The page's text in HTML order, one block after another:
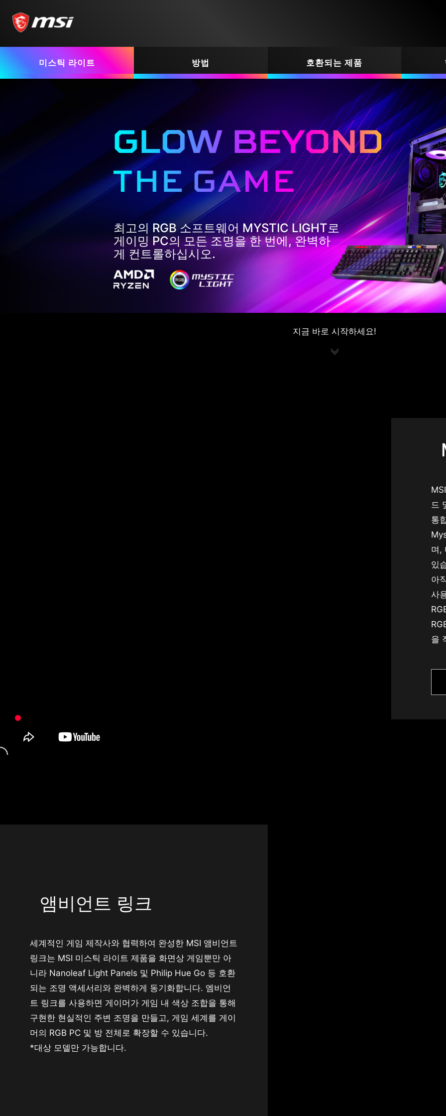
미스틱 라이트 방법 호환되는 제품
최고의 RGB 소프트웨어 MYSTIC LIGHT로
게이밍 PC의 모든 조명을 한 번에, 완벽하
게 컨트롤하십시오.
지금 바로 시작하세요!
드
통
며,
있
아
사
을
앰비언트 링크
세계적인 게임 제작사와 협력하여 완성한 MSI 앰비언트
링크는 MSI 미스틱 라이트 제품을 화면상 게임뿐만 아
니라 Nanoleaf Light Panels 및 Philip Hue Go 등 호환
되는 조명 액세서리와 완벽하게 동기화합니다. 엠비언
트 링크를 사용하면 게이머가 게임 내 색상 조합을 통해
구현한 현실적인 주변 조명을 만들고, 게임 세계를 게이
머의 RGB PC 및 방 전체로 확장할 수 있습니다.
*대상 모델만 가능합니다.